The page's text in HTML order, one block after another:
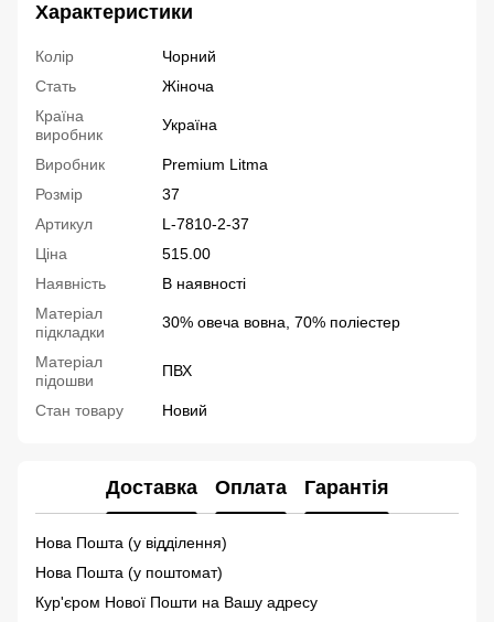
Характеристики
Колір
Чорний
Стать
Жіноча
Країна
виробник
Україна
Виробник
Premium Litma
Розмір
37
Артикул
L-7810-2-37
Ціна
515.00
Наявність
В наявності
Матеріал
підкладки
30% овеча вовна, 70% поліестер
Матеріал
підошви
ПВХ
Стан товару Новий
Доставка Оплата Гарантія
Нова Пошта (у відділення)
Нова Пошта (у поштомат)
Кур'єром Нової Пошти на Вашу адресу